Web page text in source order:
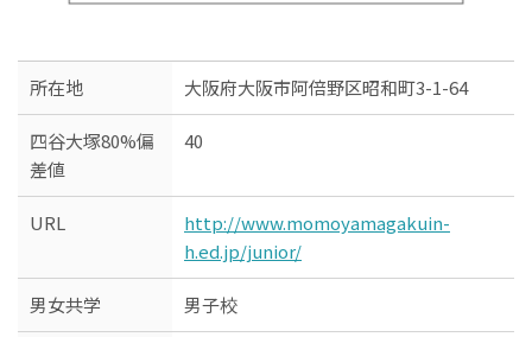
所在地 大阪府大阪市阿倍野区昭和町3-1-64
四谷大塚80%偏
差値
40
URL
http://www.momoyamagakuin-
h.ed.jp/junior/
男女共学 男子校